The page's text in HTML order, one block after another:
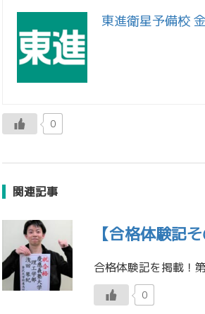
東進衛星予備校
0
関連記事
【合格体験記
0